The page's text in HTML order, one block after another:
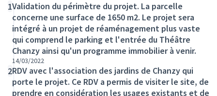
1Validation du périmètre du projet. La parcelle
concerne une surface de 1650 m2. Le projet sera
intégré à un projet de réaménagement plus vaste
qui comprend le parking et l'entrée du Théâtre
Chanzy ainsi qu'un programme immobilier à venir.
14/03/2022
2RDV avec l'association des jardins de Chanzy qui
porte le projet. Ce RDV a permis de visiter le site, de
prendre en considération les usages existants et de